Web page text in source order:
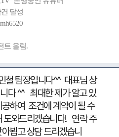
달성
트 올림.
철 팀장입니다^^ 대표님 상
다 ^^ 최대한 제가 알고 있
하여 조건에 계약이 될 수
도와드리겠습니다! 연락 주
뵙고 상담 드리겠습니